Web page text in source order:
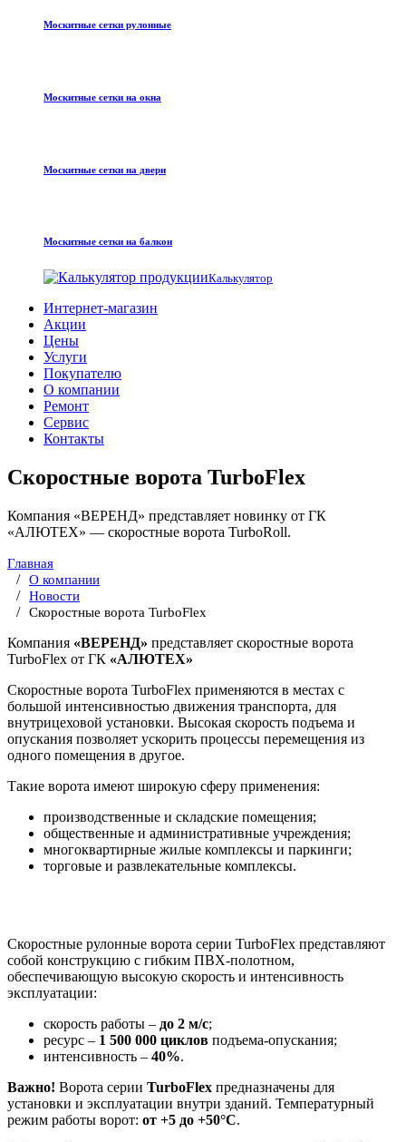
Москитные сетки рулонные
Москитные сетки на окна
Москитные сетки на двери
Москитные сетки на балкон
Калькулятор
Интернет-магазин
Акции
Цены
Услуги
Покупателю
О компании
Ремонт
Сервис
Контакты
Скоростные ворота TurboFlex
Компания «ВЕРЕНД» представляет новинку от ГК
«АЛЮТЕХ» — скоростные ворота TurboRoll.
Главная
О компании
Новости
Скоростные ворота TurboFlex
Компания «ВЕРЕНД» представляет скоростные ворота
TurboFlex от ГК «АЛЮТЕХ»
Скоростные ворота TurboFlex применяются в местах с
большой интенсивностью движения транспорта, для
внутрицеховой установки. Высокая скорость подъема и
опускания позволяет ускорить процессы перемещения из
одного помещения в другое.
Такие ворота имеют широкую сферу применения:
производственные и складские помещения;
общественные и административные учреждения;
многоквартирные жилые комплексы и паркинги;
торговые и развлекательные комплексы.
Скоростные рулонные ворота серии TurboFlex представляют
собой конструкцию с гибким ПВХ-полотном,
обеспечивающую высокую скорость и интенсивность
эксплуатации:
скорость работы – до 2 м/с;
ресурс – 1 500 000 циклов подъема-опускания;
интенсивность – 40%.
Важно! Ворота серии TurboFlex предназначены для
установки и эксплуатации внутри зданий. Температурный
режим работы ворот: от +5 до +50°С.